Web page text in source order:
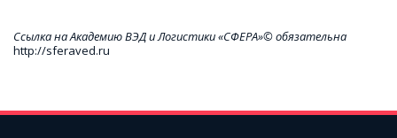
Ссылка на Академию ВЭД и Логистики «СФЕРА»© обязательна
http://sferaved.ru